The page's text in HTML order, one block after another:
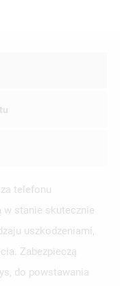
telefonu
w stanie skutecznie
uszkodzeniami,
Zabezpieczą
do powstawania